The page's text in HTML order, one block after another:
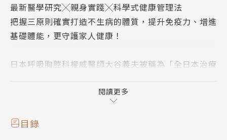
最新醫學研究╳親身實踐╳科學式健康管理法
把握三原則確實打造不生病的體質，提升免疫力、增進
基礎體能，更守護家人健康！
日本呼吸胸腔科權威醫師大谷義夫被稱為「全日本治療
有生過病！這是因為他多年來研究醫學報導加上身體
力，歸納出一套科學式的健康管理法，三原則打造不生
病的體質。
閱讀更多
目錄